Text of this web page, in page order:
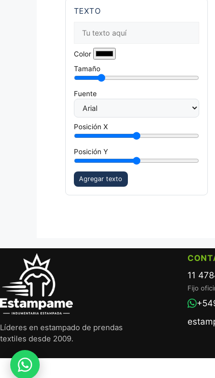
TEXTO
Color
Tamaño
Fuente
Posición X
Posición Y
Agregar texto
Líderes en estampado de prendas
textiles desde 2009.
11
Fijo